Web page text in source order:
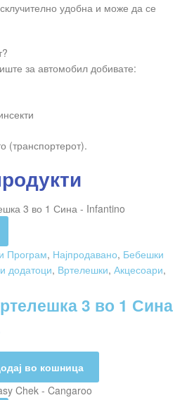
удобна и може да се
за автомобил добивате:
(транспортерот).
Програм, Најпродавано, Бебешки
додатоци, Вртелешки, Акцесоари,
3 во 1 Сина
во кошница